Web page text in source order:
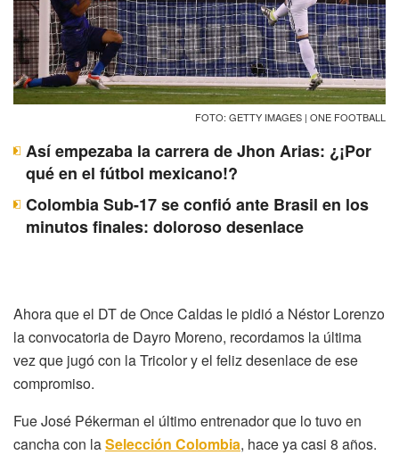
FOTO: GETTY IMAGES | ONE FOOTBALL
Así empezaba la carrera de Jhon Arias: ¿¡Por
qué en el fútbol mexicano!?
Colombia Sub-17 se confió ante Brasil en los
minutos finales: doloroso desenlace
Ahora que el DT de Once Caldas le pidió a Néstor Lorenzo
la convocatoria de Dayro Moreno, recordamos la última
vez que jugó con la Tricolor y el feliz desenlace de ese
compromiso.
Fue José Pékerman el último entrenador que lo tuvo en
cancha con laSelección Colombia, hace ya casi 8 años.